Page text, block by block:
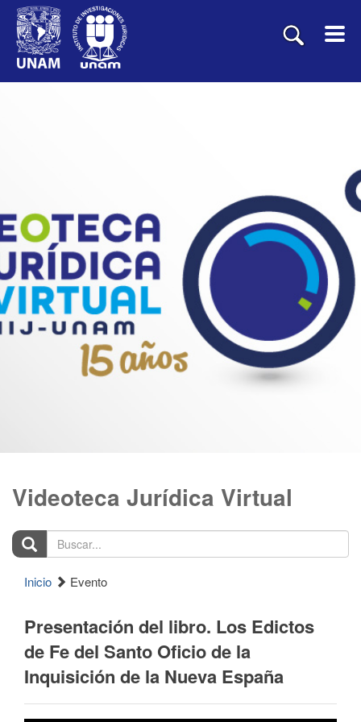
Videoteca Jurídica Virtual
Buscar...
Inicio Evento
Presentación del libro. Los Edictos
de Fe del Santo Oficio de la
Inquisición de la Nueva España